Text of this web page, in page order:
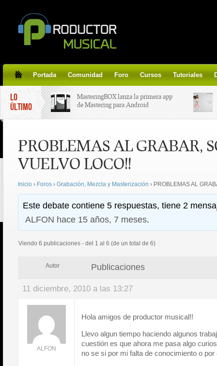
Portada Comunidad Foro Cursos Tutoriales
LO
ÚLTIMO
MasteringBOX lanza la primera app
de Mastering para Android
line gratis!
Korg lanza SDD-3000, el nuevo
Tutorial de CLA Effects, aprende a
aplicar efectos a tus voces.
PROBLEMAS AL GRABAR,
VUELVO LOCO!!
Inicio › Foros › Grabación, Mezcla y Masterización › PROBLEMAS AL
Este debate contiene 5 respuestas, tiene 2
ALFON hace 15 años, 7 meses.
Viendo 6 publicaciones - del 1 al 6 (de un total de 6)
Autor Publicaciones
11 diciembre, 2010 a las 13:27
ALFON
Hola amigos de productor musical!!
Llevo algun tiempo haciendo algunos
cuestión es que ahora me pasa algo
no se si por mi falta de conocimiento o por